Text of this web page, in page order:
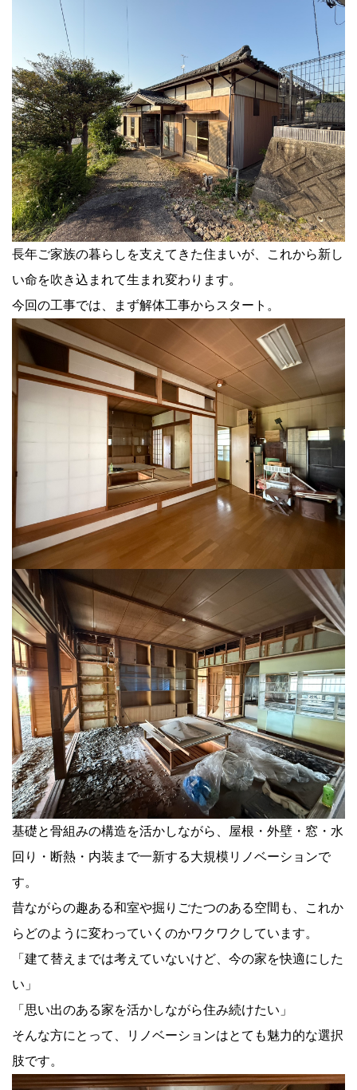
長年ご家族の暮らしを支えてきた住まいが、これから新し
い命を吹き込まれて生まれ変わります。
今回の工事では、まず解体工事からスタート。
基礎と骨組みの構造を活かしながら、屋根・外壁・窓・水
回り・断熱・内装まで一新する大規模リノベーションで
す。
昔ながらの趣ある和室や掘りごたつのある空間も、これか
らどのように変わっていくのかワクワクしています。
「建て替えまでは考えていないけど、今の家を快適にした
い」
「思い出のある家を活かしながら住み続けたい」
そんな方にとって、リノベーションはとても魅力的な選択
肢です。